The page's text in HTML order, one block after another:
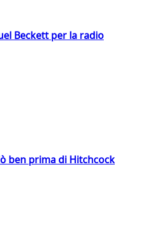
Beckett per la radio
ben prima di Hitchcock